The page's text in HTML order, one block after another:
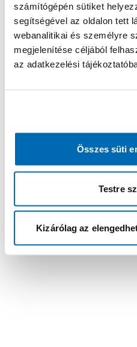
számítógépén sütiket
segítségével az oldalon tett
webanalitikai és személyre
megjelenítése céljából
az adatkezelési
Összes süti
Testre
Kizárólag az